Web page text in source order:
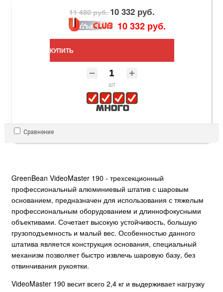
11 480 руб.10 332 руб.
10 332 руб.
КУПИТЬ
шт
Сравнение
GreenBean VideoMaster 190 - трехсекционный
профессиональный алюминиевый штатив с шаровым
основанием, предназначен для использования с тяжелым
профессиональным оборудованием и длиннофокусными
объективами. Сочетает высокую устойчивость, большую
грузоподъемность и малый вес. Особенностью данного
штатива является конструкция основания, специальный
механизм позволяет быстро извлечь шаровую базу, без
отвинчивания рукоятки.
VideoMaster 190 весит всего 2,4 кг и выдерживает нагрузку